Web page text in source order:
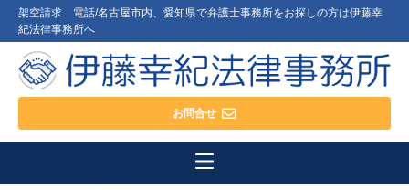
架空請求 電話/名古屋市内、愛知県で弁護士事務所をお探しの方は伊藤幸
紀法律事務所へ
お問合せ